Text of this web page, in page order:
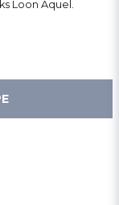
Loon Aquel.